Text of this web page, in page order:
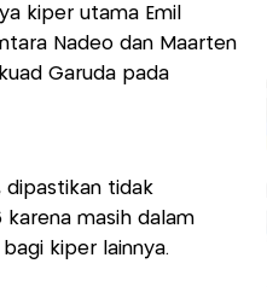
kiper utama Emil
Nadeo dan Maarten
Garuda pada
dipastikan tidak
karena masih dalam
kiper lainnya.